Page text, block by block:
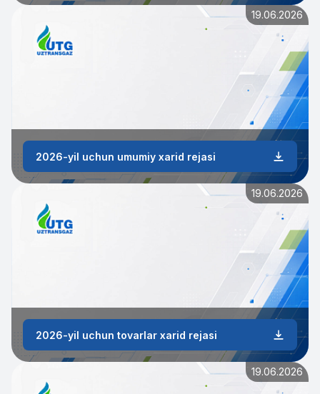
19.06.2026
2026-yil uchun umumiy xarid rejasi
19.06.2026
2026-yil uchun tovarlar xarid rejasi
19.06.2026